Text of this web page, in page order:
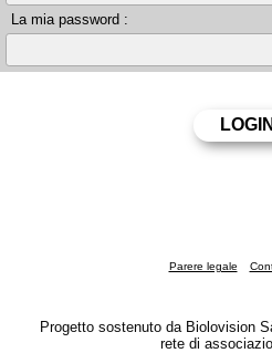
La mia password :
Parere legale
Progetto sostenuto da Biolovision
rete di